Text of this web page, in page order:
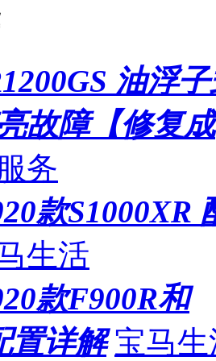
油浮
故障【修复成
务
款S1000XR
生活
款F900R和
置详解 宝马